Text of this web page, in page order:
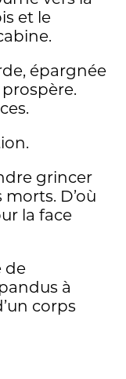
refuge en
bruns,
Val contre
les
Jérôme
tabassage
avec
où la
loup est
et puis,
propriétaires
et le
épargnée
grincer
D’où
la face
de
à
corps